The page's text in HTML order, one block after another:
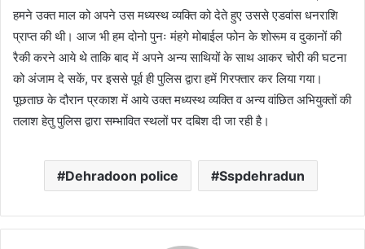
हमने उक्त माल को अपने उस मध्यस्थ व्यक्ति को देते हुए उससे एडवांस धनराशि
प्राप्त की थी। आज भी हम दोनो पुनः मंहगे मोबाईल फोन के शोरूम व दुकानों की
रैकी करने आये थे ताकि बाद में अपने अन्य साथियों के साथ आकर चोरी की घटना
को अंजाम दे सकें, पर इससे पूर्व ही पुलिस द्वारा हमें गिरफ्तार कर लिया गया।
पूछताछ के दौरान प्रकाश में आये उक्त मध्यस्थ व्यक्ति व अन्य वांछित अभियुक्तों की
तलाश हेतु पुलिस द्वारा सम्भावित स्थलों पर दबिश दी जा रही है।
Dehradoon police Sspdehradun